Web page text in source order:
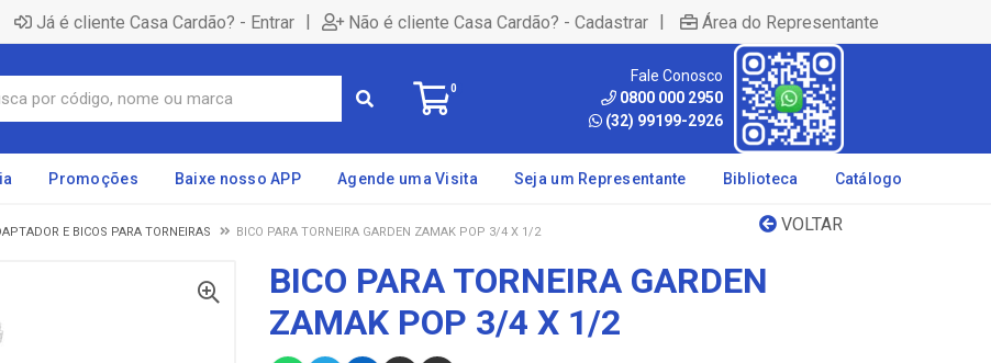
Já é cliente Casa Cardão? - Entrar | Não é cliente Casa Cardão? - Cadastrar | Área do Representante
0
Fale Conosco
0800 000 2950
(32) 99199-2926
Promoções Baixe nosso APP Agende uma Visita Seja um Representante Biblioteca Catálogo
VOLTAR
E BICOS PARA TORNEIRAS BICO PARA TORNEIRA GARDEN ZAMAK POP 3/4 X 1/2
BICO PARA TORNEIRA GARDEN
ZAMAK POP 3/4 X 1/2